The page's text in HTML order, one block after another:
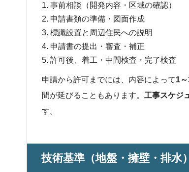
事前相談（開発内容・区域の確認）
申請書類の準備・図面作成
標識設置と周辺住民への説明
申請書の提出・審査・補正
許可後、着工・中間検査・完了検査
申請から許可までには、内容によって1
間が延びることもあります。 工事スケジ
す。
技術基準（地盤・擁壁・排水